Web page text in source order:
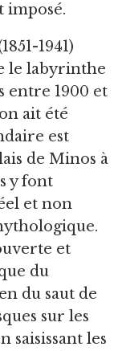
imposé.
1941)
le labyrinthe
entre 1900 et
ait été
est
de Minos à
y font
et non
et
du
du saut de
sur les
saisissant les